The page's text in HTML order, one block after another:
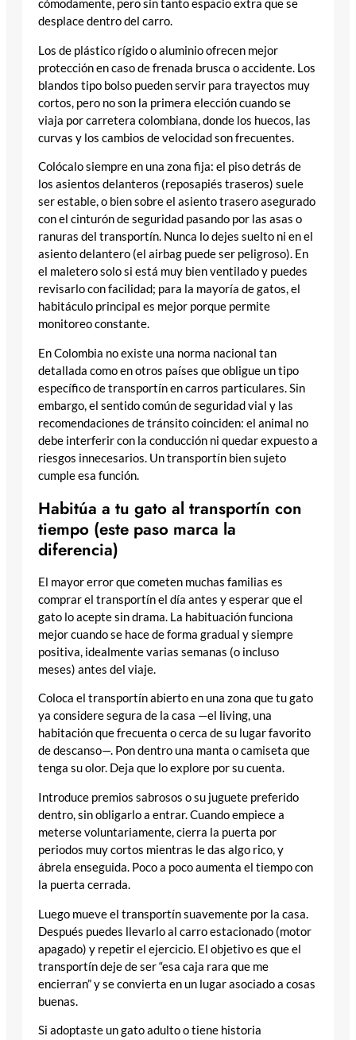
cómodamente, pero sin tanto espacio extra que se
desplace dentro del carro.
Los de plástico rígido o aluminio ofrecen mejor
protección en caso de frenada brusca o accidente. Los
blandos tipo bolso pueden servir para trayectos muy
cortos, pero no son la primera elección cuando se
viaja por carretera colombiana, donde los huecos, las
curvas y los cambios de velocidad son frecuentes.
Colócalo siempre en una zona fija: el piso detrás de
los asientos delanteros (reposapiés traseros) suele
ser estable, o bien sobre el asiento trasero asegurado
con el cinturón de seguridad pasando por las asas o
ranuras del transportín. Nunca lo dejes suelto ni en el
asiento delantero (el airbag puede ser peligroso). En
el maletero solo si está muy bien ventilado y puedes
revisarlo con facilidad; para la mayoría de gatos, el
habitáculo principal es mejor porque permite
monitoreo constante.
En Colombia no existe una norma nacional tan
detallada como en otros países que obligue un tipo
específico de transportín en carros particulares. Sin
embargo, el sentido común de seguridad vial y las
recomendaciones de tránsito coinciden: el animal no
debe interferir con la conducción ni quedar expuesto a
riesgos innecesarios. Un transportín bien sujeto
cumple esa función.
Habitúa a tu gato al transportín con
tiempo (este paso marca la
diferencia)
El mayor error que cometen muchas familias es
comprar el transportín el día antes y esperar que el
gato lo acepte sin drama. La habituación funciona
mejor cuando se hace de forma gradual y siempre
positiva, idealmente varias semanas (o incluso
meses) antes del viaje.
Coloca el transportín abierto en una zona que tu gato
ya considere segura de la casa —el living, una
habitación que frecuenta o cerca de su lugar favorito
de descanso—. Pon dentro una manta o camiseta que
tenga su olor. Deja que lo explore por su cuenta.
Introduce premios sabrosos o su juguete preferido
dentro, sin obligarlo a entrar. Cuando empiece a
meterse voluntariamente, cierra la puerta por
periodos muy cortos mientras le das algo rico, y
ábrela enseguida. Poco a poco aumenta el tiempo con
la puerta cerrada.
Luego mueve el transportín suavemente por la casa.
Después puedes llevarlo al carro estacionado (motor
apagado) y repetir el ejercicio. El objetivo es que el
transportín deje de ser “esa caja rara que me
encierran” y se convierta en un lugar asociado a cosas
buenas.
Si adoptaste un gato adulto o tiene historia